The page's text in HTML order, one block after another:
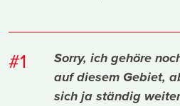
#1
Sorry, ich gehöre
auf diesem Gebiet,
sich ja ständig